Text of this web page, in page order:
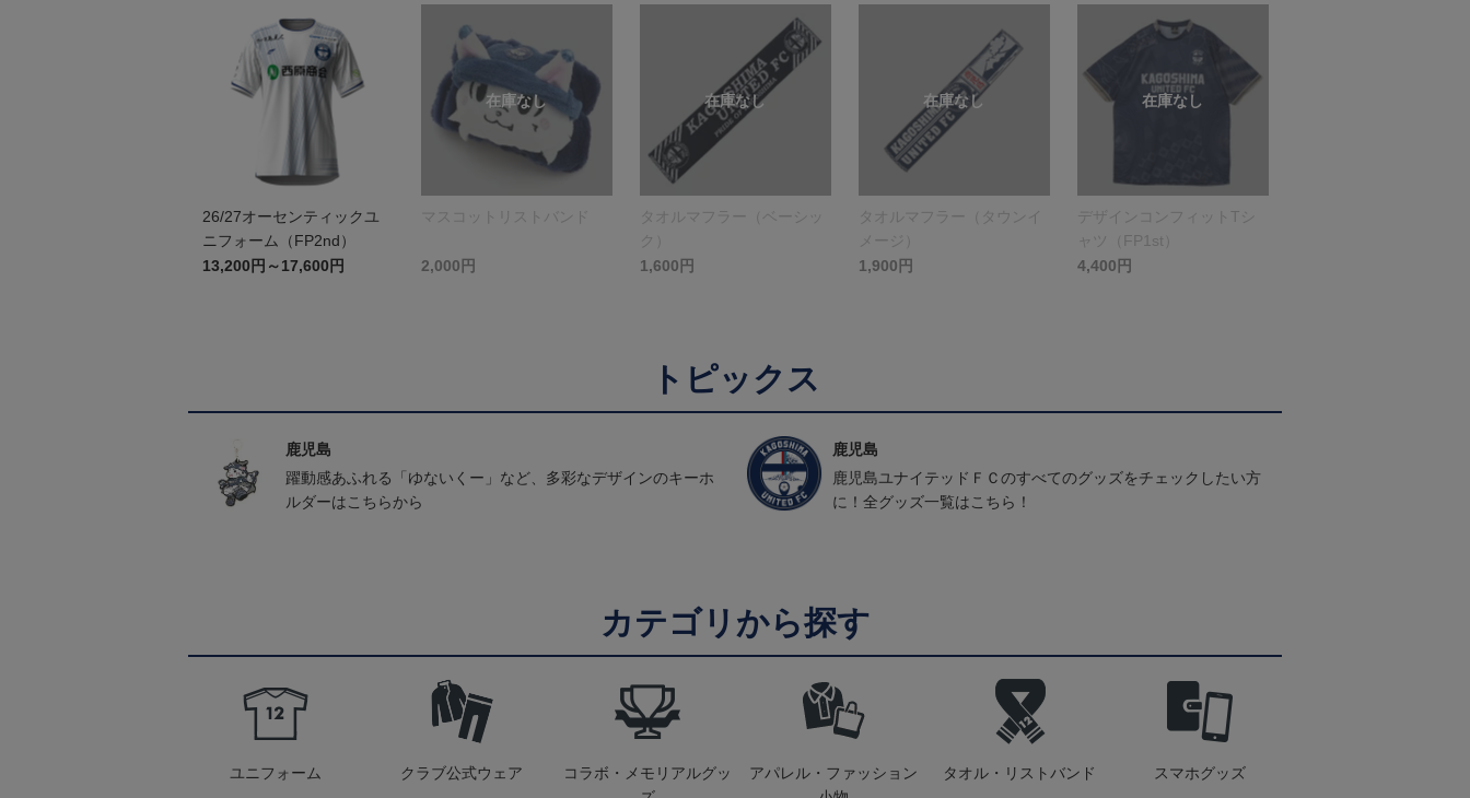
26/27オーセンティックユ
ニフォーム（FP2nd）
13,200円～17,600円
マスコットリストバンド
2,000円
タオルマフラー（ベーシッ
ク）
1,600円
タオルマフラー（タウンイ
メージ）
1,900円
デザインコンフィットTシ
ャツ（FP1st）
4,400円
トピックス
鹿児島
躍動感あふれる「ゆないくー」など、多彩なデザインのキーホ
ルダーはこちらから
鹿児島
鹿児島ユナイテッドＦＣのすべてのグッズをチェックしたい方
に！全グッズ一覧はこちら！
カテゴリから探す
ユニフォーム クラブ公式ウェア
コラボ・メモリアルグッ
アパレル・ファッション
タオル・リストバンド スマホグッズ